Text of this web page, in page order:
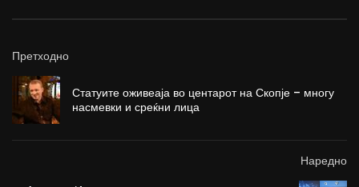
Претходно
Статуите оживеаја во центарот на Скопје – многу
насмевки и среќни лица
Наредно